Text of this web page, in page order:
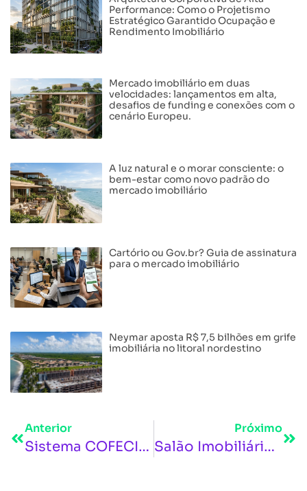
Performance: Como o Projetismo
Estratégico Garantido Ocupação e
Rendimento Imobiliário
Mercado imobiliário em duas
velocidades: lançamentos em alta,
desafios de funding e conexões com o
cenário Europeu.
A luz natural e o morar consciente: o
bem-estar como novo padrão do
mercado imobiliário
Cartório ou Gov.br? Guia de assinatura
para o mercado imobiliário
Neymar aposta R$ 7,5 bilhões em grife
imobiliária no litoral nordestino
Anterior
Sistema COFECI-CRECI recebe encontro nacional que define estratégias para o setor imobiliário no Brasil
Próximo
Salão Imobiliário na multifeira Brasil Mostra Brasil oferece stands promocionais para construtoras e imobiliárias